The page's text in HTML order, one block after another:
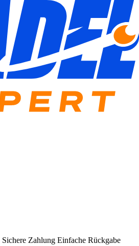
Sichere Zahlung Einfache Rückgabe